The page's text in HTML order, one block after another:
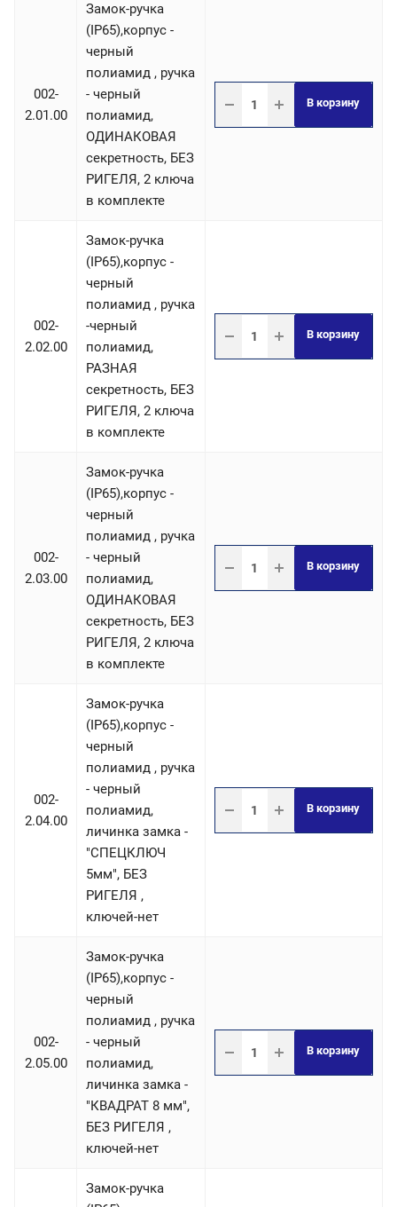
002-
2.01.00
Замок-ручка
(IP65),корпус -
черный
полиамид , ручка
- черный
полиамид,
ОДИНАКОВАЯ
секретность, БЕЗ
РИГЕЛЯ, 2 ключа
в комплекте
В корзину
002-
2.02.00
Замок-ручка
(IP65),корпус -
черный
полиамид , ручка
-черный
полиамид,
РАЗНАЯ
секретность, БЕЗ
РИГЕЛЯ, 2 ключа
в комплекте
В корзину
002-
2.03.00
Замок-ручка
(IP65),корпус -
черный
полиамид , ручка
- черный
полиамид,
ОДИНАКОВАЯ
секретность, БЕЗ
РИГЕЛЯ, 2 ключа
в комплекте
В корзину
002-
2.04.00
Замок-ручка
(IP65),корпус -
черный
полиамид , ручка
- черный
полиамид,
личинка замка -
"СПЕЦКЛЮЧ
5мм", БЕЗ
РИГЕЛЯ ,
ключей-нет
В корзину
002-
2.05.00
Замок-ручка
(IP65),корпус -
черный
полиамид , ручка
- черный
полиамид,
личинка замка -
"КВАДРАТ 8 мм",
БЕЗ РИГЕЛЯ ,
ключей-нет
В корзину
Замок-ручка